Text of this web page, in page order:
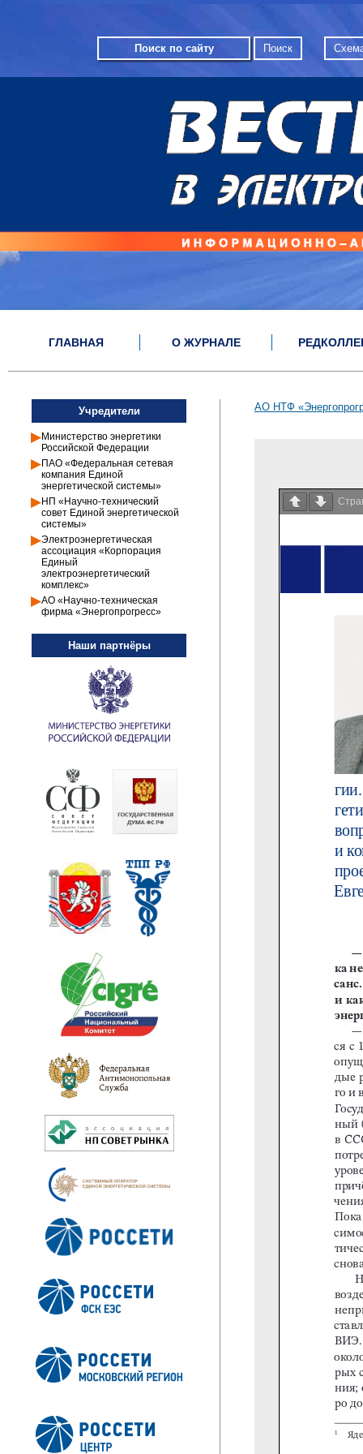
ГЛАВНАЯ О ЖУРНАЛЕ
АО НТФ
Учредители
Министерство энергетики
Российской Федерации
ПАО «Федеральная сетевая
компания Единой
энергетической системы»
НП «Научно-технический
совет Единой энергетической
системы»
Электроэнергетическая
ассоциация «Корпорация
Единый
электроэнергетический
комплекс»
АО «Научно-техническая
фирма «Энергопрогресс»
Наши партнёры